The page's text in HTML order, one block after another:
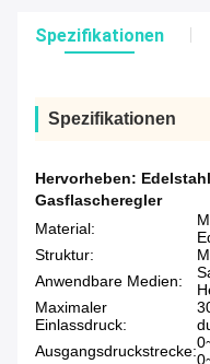
Spezifikationen
Spezifikationen
Hervorheben:
Gasflascheregler
Material:
Struktur:
Anwendbare Medien:
Maximaler
Einlassdruck:
Ausgangsdruckstrecke: